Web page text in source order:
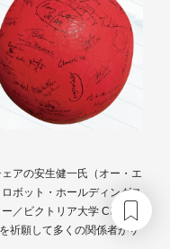
アの安生健一氏（オー・エ
ボット・ホールディングス
／ビクトリア大学 CMIC 教
祈願して多くの関係者がサ